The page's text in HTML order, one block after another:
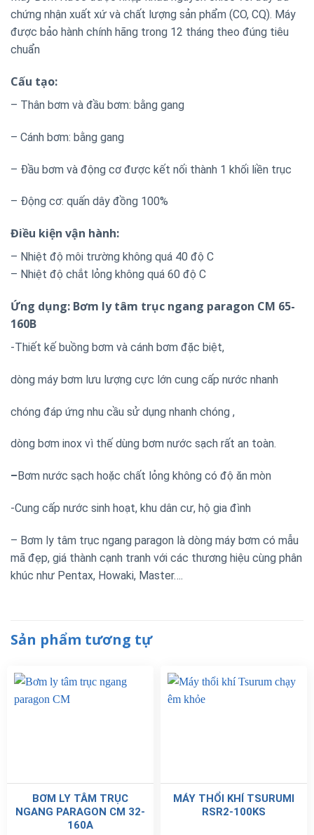
chứng nhận xuất xứ và chất lượng sản phẩm (CO, CQ). Máy
được bảo hành chính hãng trong 12 tháng theo đúng tiêu
chuẩn
Cấu tạo:
– Thân bơm và đầu bơm: bằng gang
– Cánh bơm: bằng gang
– Đầu bơm và động cơ được kết nối thành 1 khối liền trục
– Động cơ: quấn dây đồng 100%
Điều kiện vận hành:
– Nhiệt độ môi trường không quá 40 độ C
– Nhiệt độ chắt lỏng không quá 60 độ C
Ứng dụng: Bơm ly tâm trục ngang paragon CM 65-
160B
-Thiết kế buồng bơm và cánh bơm đặc biệt,
dòng máy bơm lưu lượng cực lớn cung cấp nước nhanh
chóng đáp ứng nhu cầu sử dụng nhanh chóng ,
dòng bơm inox vì thế dùng bơm nước sạch rất an toàn.
– Bơm nước sạch hoặc chất lỏng không có độ ăn mòn
-Cung cấp nước sinh hoạt, khu dân cư, hộ gia đình
– Bơm ly tâm trục ngang paragon là dòng máy bơm có mẫu
mã đẹp, giá thành cạnh tranh với các thương hiệu cùng phân
khúc như Pentax, Howaki, Master….
Sản phẩm tương tự
BƠM LY TÂM TRỤC
NGANG PARAGON CM 32-
160A
MÁY THỔI KHÍ TSURUMI
RSR2-100KS